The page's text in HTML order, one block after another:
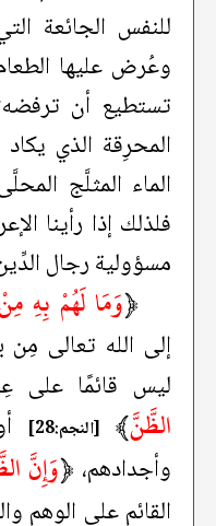
للنفس الجائعة
وعُرض عليها
تستطيع أن
المحرِقة الذي
الماء المثلَّج
فلذلك إذا رأينا
مسؤولية رجال
﴿وَمَا لَهُمْ بِهِ
إلى الله تعالى
ليس قائمًا على
الظَّنَّ﴾ [النجم:28]
وأجدادهم، ﴿وَإِنَّ
القائم على الوهم